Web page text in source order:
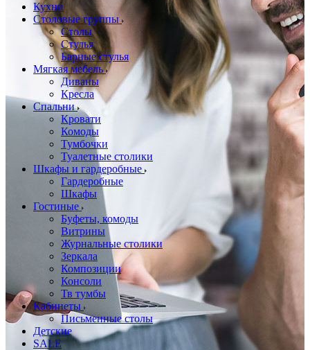
Кухни
Столовые группы
Столы
Стулья
Барные стулья
Мягкая мебель
Диваны
Кресла
Спальни
Кровати
Комоды
Тумбочки
Туалетные столики
Шкафы и гардеробные
Гардеробные
Шкафы
Гостиные
Буфеты, комоды
Витрины
Журнальные столики
Зеркала
Композиции
Консоли
Тв тумбы
Кабинеты
Письменные столы
Детские
SALE